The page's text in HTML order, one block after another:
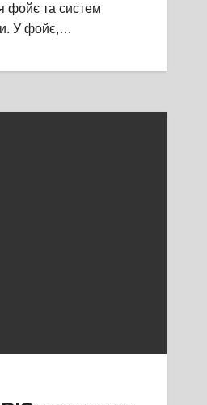
фойє та систем
У фойє,…